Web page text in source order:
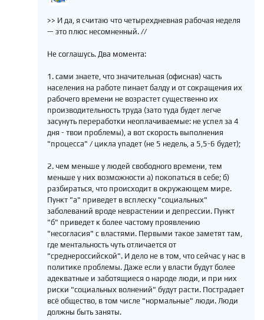
>> И да, я считаю что четырехдневная рабочая неделя
— это плюс несомненный. //
Не соглашусь. Два момента:
1. сами знаете, что значительная (офисная) часть
населения на работе пинает балду и от сокращения их
рабочего времени не возрастет существенно их
производительность труда (зато туда будет легче
засунуть переработки неоплачиваемые: не успел за 4
дня - твои проблемы), а вот скорость выполнения
"процесса" / цикла упадет (не 5 недель, а 5,5-6 будет);
2. чем меньше у людей свободного времени, тем
меньше у них возможности а) покопаться в себе; б)
разбираться, что происходит в окружающем мире.
Пункт "а" приведет в всплеску "социальных"
заболеваний вроде неврастении и депрессии. Пункт
"б" приведет к более частому проявлению
"несогласия" с властями. Первыми такое заметят там,
где ментальность чуть отличается от
"среднероссийской". И дело не в том, что сейчас у нас в
политике проблемы. Даже если у власти будут более
адекватные и заботящиеся о народе люди, и при них
риски "социальных волнений" будут расти. Пострадает
всё общество, в том числе "нормальные" люди. Люди
должны быть заняты.